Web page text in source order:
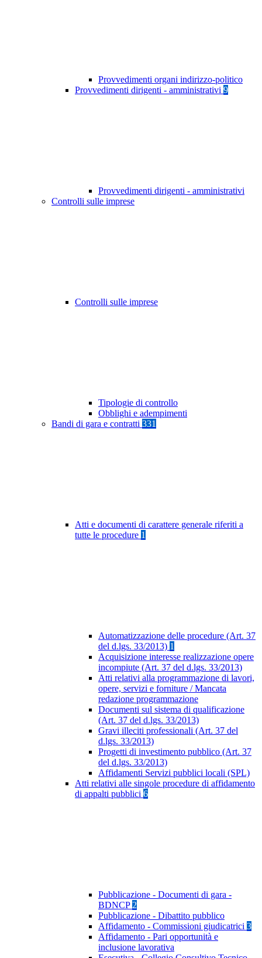
Provvedimenti organi indirizzo-politico
Provvedimenti dirigenti - amministrativi 9
Provvedimenti dirigenti - amministrativi
Controlli sulle imprese
Controlli sulle imprese
Tipologie di controllo
Obblighi e adempimenti
Bandi di gara e contratti 331
Atti e documenti di carattere generale riferiti a
tutte le procedure 1
Automatizzazione delle procedure (Art. 37
del d.lgs. 33/2013) 1
Acquisizione interesse realizzazione opere
incompiute (Art. 37 del d.lgs. 33/2013)
Atti relativi alla programmazione di lavori,
opere, servizi e forniture / Mancata
redazione programmazione
Documenti sul sistema di qualificazione
(Art. 37 del d.lgs. 33/2013)
Gravi illeciti professionali (Art. 37 del
d.lgs. 33/2013)
Progetti di investimento pubblico (Art. 37
del d.lgs. 33/2013)
Affidamenti Servizi pubblici locali (SPL)
Atti relativi alle singole procedure di affidamento
di appalti pubblici 6
Pubblicazione - Documenti di gara -
BDNCP 2
Pubblicazione - Dibattito pubblico
Affidamento - Commissioni giudicatrici 3
Affidamento - Pari opportunità e
inclusione lavorativa